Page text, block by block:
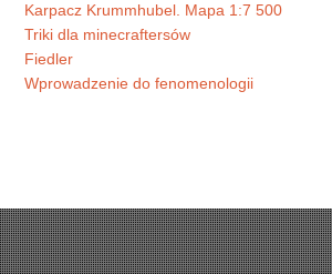
Karpacz Krummhubel. Mapa 1:7 500
Triki dla minecraftersów
Fiedler
Wprowadzenie do fenomenologii